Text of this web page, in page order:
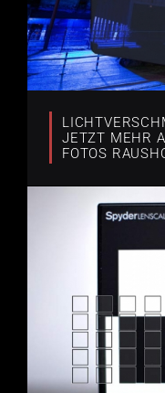
JETZT MEHR
FOTOS